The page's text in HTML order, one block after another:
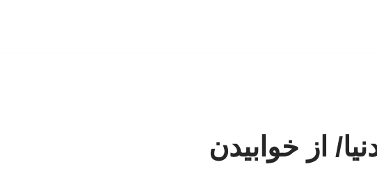
از خوابیدن